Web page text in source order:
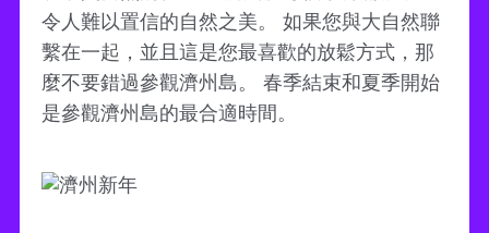
令人難以置信的自然之美。 如果您與大自然聯
繫在一起，並且這是您最喜歡的放鬆方式，那
麼不要錯過參觀濟州島。 春季結束和夏季開始
是參觀濟州島的最合適時間。